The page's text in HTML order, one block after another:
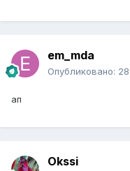
em_mda
Опубликовано:
ап
Okssi